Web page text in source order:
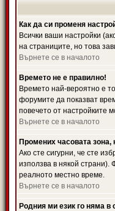
Как да си променя
Всички ваши настройки
на страниците, но това
Върнете се в началото
Времето не е правилно!
Времето най-вероятно е
форумите да показват
повечето от настройките
Върнете се в началото
Промених часовата
Ако сте сигурни, че сте
използва в някой страни).
реалното местно време.
Върнете се в началото
Родния ми език го няма в